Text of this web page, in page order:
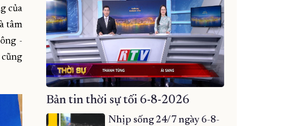
của
tâm
-
Bản tin thời sự tối 6-8-2026
Nhịp sống 24/7 ngày 6-8-